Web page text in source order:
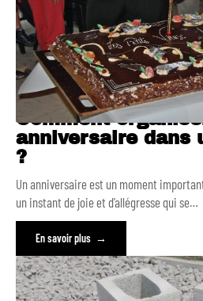
Comment
anniversaire dans
?
Un anniversaire est un moment
un instant de joie et d’allégresse qui se…
En savoir plus